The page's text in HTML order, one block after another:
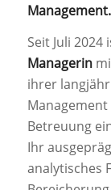
Management.
Seit Juli 2024
Managerin
ihrer
Betreuung
Ihr
analytisches